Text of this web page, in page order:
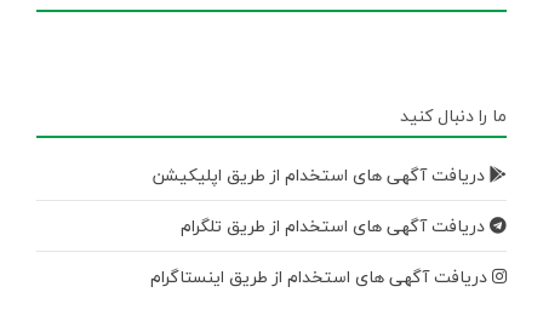
ما را دنبال کنید
دریافت آگهی های استخدام از طریق اپلیکیشن
دریافت آگهی های استخدام از طریق تلگرام
دریافت آگهی های استخدام از طریق اینستاگرام